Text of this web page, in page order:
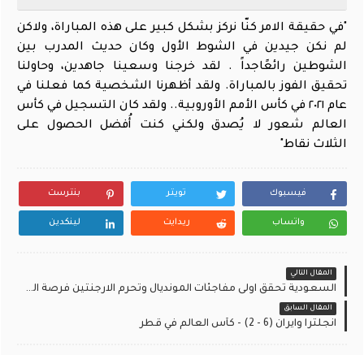
"في حقيقة الامر كنّا نركز بشكل كبير على هذه المباراة، ولاكن
لم نكن جيدين في الشوط الأول وكان حديث المدرب بين
الشوطين رائعًاجداً . لقد خرجنا وسعينا جاهدين، وحاولنا
تحقيق الفوز بالمباراة. ولقد أظهرنا الشخصية كما فعلنا في
عام ٢٠٢١ في كأس الأمم الأوروبية.. ولقد كان التسجيل في كأس
العالم شعور لا يُصدق ولكني كنت أُفضل الحصول على
الثلاث نقاط"
فيسبوك تويتر بنترست
واتساب ريدايت لينكدين
المقال التالي
السعودية تحقق اولى مفاجئآت المونديال وتحرم الارجنتين فرصة التاهل Saudi Arabia in the World Cup
المقال السابق
انجلترا وايران (6 - 2) - كأس العالم في قطر